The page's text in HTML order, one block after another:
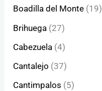
Boadilla del Monte (19)
Brihuega (27)
Cabezuela (4)
Cantalejo (37)
Cantimpalos (5)